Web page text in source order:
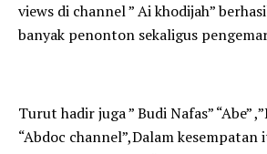
views di channel ” Ai khodijah”
banyak penonton sekaligus
Turut hadir juga ” Budi Nafas” “Abe”
“Abdoc channel”,Dalam kesempatan